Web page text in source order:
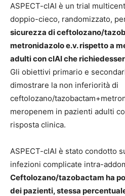
ASPECT-cIAI è un trial
doppio-cieco, randomizzato,
sicurezza di ceftolozano/
metronidazolo e.v. rispetto a
adulti con cIAI che
Gli obiettivi primario e
dimostrare la non inferiorità di
ceftolozano/
meropenem in pazienti adulti
risposta clinica.
ASPECT-cIAI è stato condotto
infezioni complicate intra-
Ceftolozano/tazobactam ha
dei pazienti, stessa